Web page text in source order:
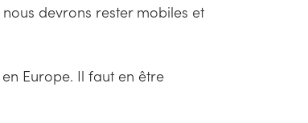
devrons rester mobiles et
Europe. Il faut en être